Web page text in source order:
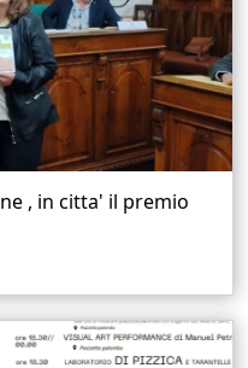
, in citta' il premio